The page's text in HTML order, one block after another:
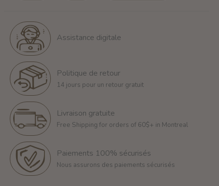
Assistance digitale
Politique de retour
14 jours pour un retour gratuit
Livraison gratuite
Free Shipping for orders of 60$+ in Montreal
Paiements 100% sécurisés
Nous assurons des paiements sécurisés